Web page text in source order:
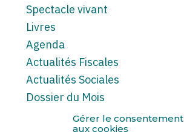
Gérer le consentement
aux cookies
Spectacle vivant
Livres
Agenda
Actualités Fiscales
Actualités Sociales
Dossier du Mois
Note d’information